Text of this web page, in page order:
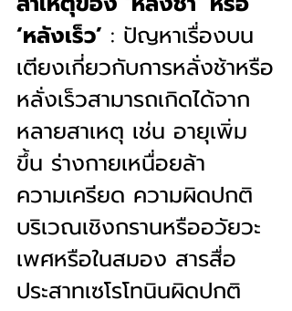
‘หลังเร็ว’ : ปัญหาเรื่องบน
เตียงเกี่ยวกับการหลั่งช้าหรือ
หลั่งเร็วสามารถเกิดได้จาก
หลายสาเหตุ เช่น อายุเพิ่ม
ขึ้น ร่างกายเหนื่อยล้า
ความเครียด ความผิดปกติ
บริเวณเชิงกรานหรืออวัยวะ
เพศหรือในสมอง สารสื่อ
ประสาทเซโรโทนินผิดปกติ